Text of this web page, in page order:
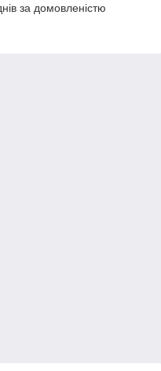
за домовленістю